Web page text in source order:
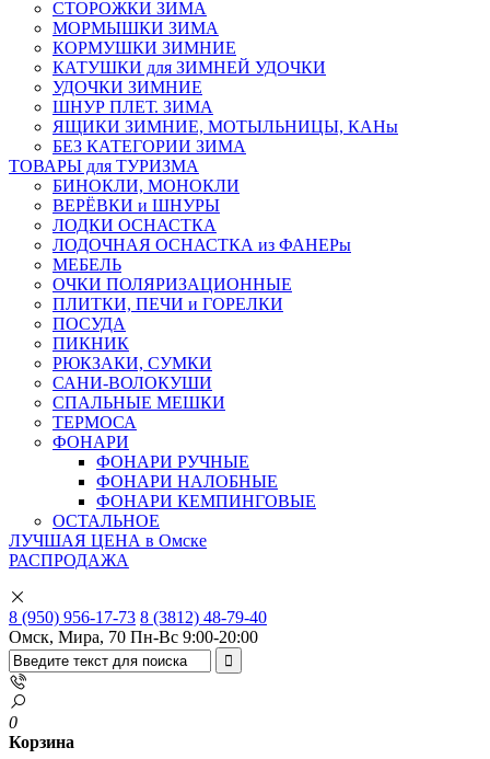
СТОРОЖКИ ЗИМА
МОРМЫШКИ ЗИМА
КОРМУШКИ ЗИМНИЕ
КАТУШКИ для ЗИМНЕЙ УДОЧКИ
УДОЧКИ ЗИМНИЕ
ШНУР ПЛЕТ. ЗИМА
ЯЩИКИ ЗИМНИЕ, МОТЫЛЬНИЦЫ, КАНы
БЕЗ КАТЕГОРИИ ЗИМА
ТОВАРЫ для ТУРИЗМА
БИНОКЛИ, МОНОКЛИ
ВЕРЁВКИ и ШНУРЫ
ЛОДКИ ОСНАСТКА
ЛОДОЧНАЯ ОСНАСТКА из ФАНЕРы
МЕБЕЛЬ
ОЧКИ ПОЛЯРИЗАЦИОННЫЕ
ПЛИТКИ, ПЕЧИ и ГОРЕЛКИ
ПОСУДА
ПИКНИК
РЮКЗАКИ, СУМКИ
САНИ-ВОЛОКУШИ
СПАЛЬНЫЕ МЕШКИ
ТЕРМОСА
ФОНАРИ
ФОНАРИ РУЧНЫЕ
ФОНАРИ НАЛОБНЫЕ
ФОНАРИ КЕМПИНГОВЫЕ
ОСТАЛЬНОЕ
ЛУЧШАЯ ЦЕНА в Омске
РАСПРОДАЖА
8 (950) 956-17-73 8 (3812) 48-79-40
Омск, Мира, 70 Пн-Вс 9:00-20:00
0
Корзина